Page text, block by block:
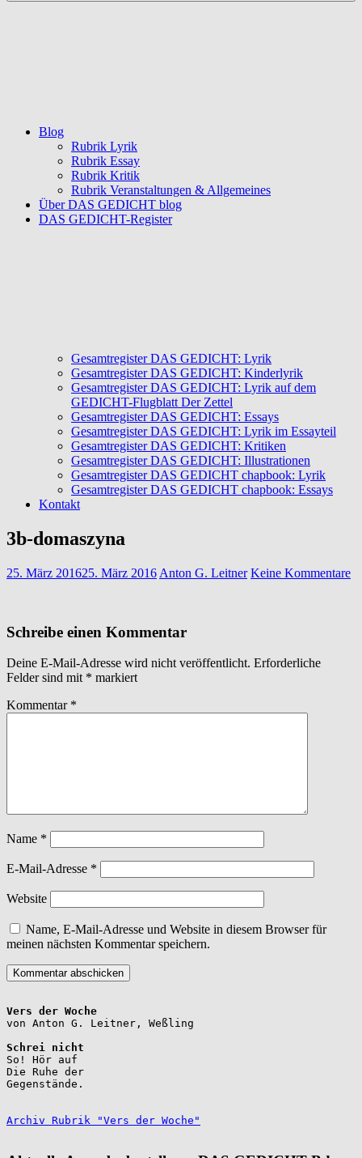
Blog
Rubrik Lyrik
Rubrik Essay
Rubrik Kritik
Rubrik Veranstaltungen & Allgemeines
Über DAS GEDICHT blog
DAS GEDICHT-Register
Gesamtregister DAS GEDICHT: Lyrik
Gesamtregister DAS GEDICHT: Kinderlyrik
Gesamtregister DAS GEDICHT: Lyrik auf dem
GEDICHT-Flugblatt Der Zettel
Gesamtregister DAS GEDICHT: Essays
Gesamtregister DAS GEDICHT: Lyrik im Essayteil
Gesamtregister DAS GEDICHT: Kritiken
Gesamtregister DAS GEDICHT: Illustrationen
Gesamtregister DAS GEDICHT chapbook: Lyrik
Gesamtregister DAS GEDICHT chapbook: Essays
Kontakt
3b-domaszyna
25. März 201625. März 2016 Anton G. Leitner Keine Kommentare
Schreibe einen Kommentar
Deine E-Mail-Adresse wird nicht veröffentlicht. Erforderliche
Felder sind mit * markiert
Kommentar *
Name *
E-Mail-Adresse *
Website
Name, E-Mail-Adresse und Website in diesem Browser für
meinen nächsten Kommentar speichern.
Vers der Woche
Schrei nicht
So! Hör auf
Die Ruhe der
Gegenstände.
Archiv Rubrik "Vers der Woche"